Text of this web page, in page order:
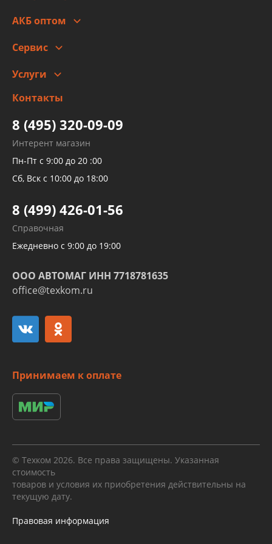
Гарантии и возврат
АКБ оптом
Сервис
Заправка кондиционера авто
Детейлинг
Услуги
высокого давления
Тормозных трубок
Рукавов гидроусилителей
Рукавов компрессоров и турбин
Трубок кондиционеров
Развертка пайка медных стальных
алюминиевых трубок и штуцеров
Контакты
8 (495) 320-09-09
Интерент магазин
Пн-Пт с 9:00 до 20 :00
Сб, Вск с 10:00 до 18:00
8 (499) 426-01-56
Справочная
Ежедневно с 9:00 до 19:00
ООО АВТОМАГ ИНН 7718781635
office@texkom.ru
Принимаем к оплате
© Техком 2026. Все права защищены. Указанная
стоимость
товаров и условия их приобретения действительны на
текущую дату.
Правовая информация